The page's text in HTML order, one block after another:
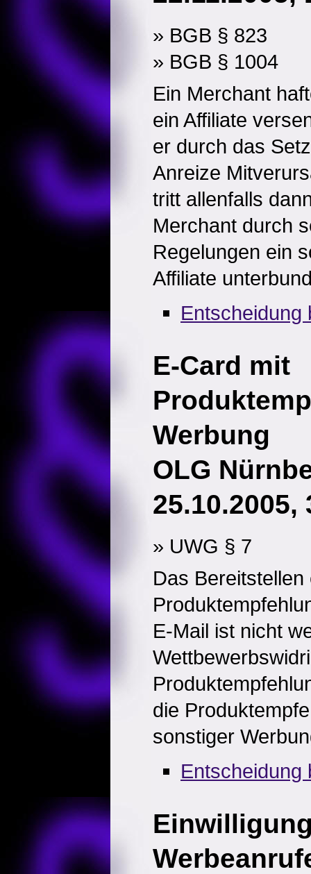
» BGB § 823
» BGB § 1004
Ein Merchant
ein Affiliate
er durch das
Anreize
tritt allenfalls
Merchant durch
Regelungen ein
Affiliate
Entscheidung
E-Card mit
Werbung
OLG
25.10.2005,
» UWG § 7
Das
E-Mail ist nicht
die
sonstiger
Entscheidung